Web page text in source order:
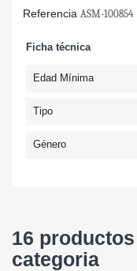
Referencia ASM-100854
Ficha técnica
Edad Mínima
Tipo
Género
16
categoria